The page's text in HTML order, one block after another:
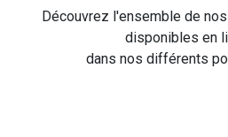
Découvrez l'ensemble de
disponibles en
dans nos différents